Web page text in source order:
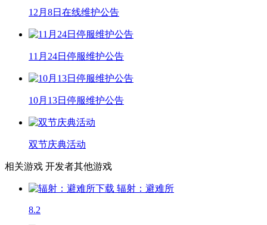
12月8日在线维护公告
11月24日停服维护公告
10月13日停服维护公告
双节庆典活动
相关游戏 开发者其他游戏
辐射：避难所
8.2